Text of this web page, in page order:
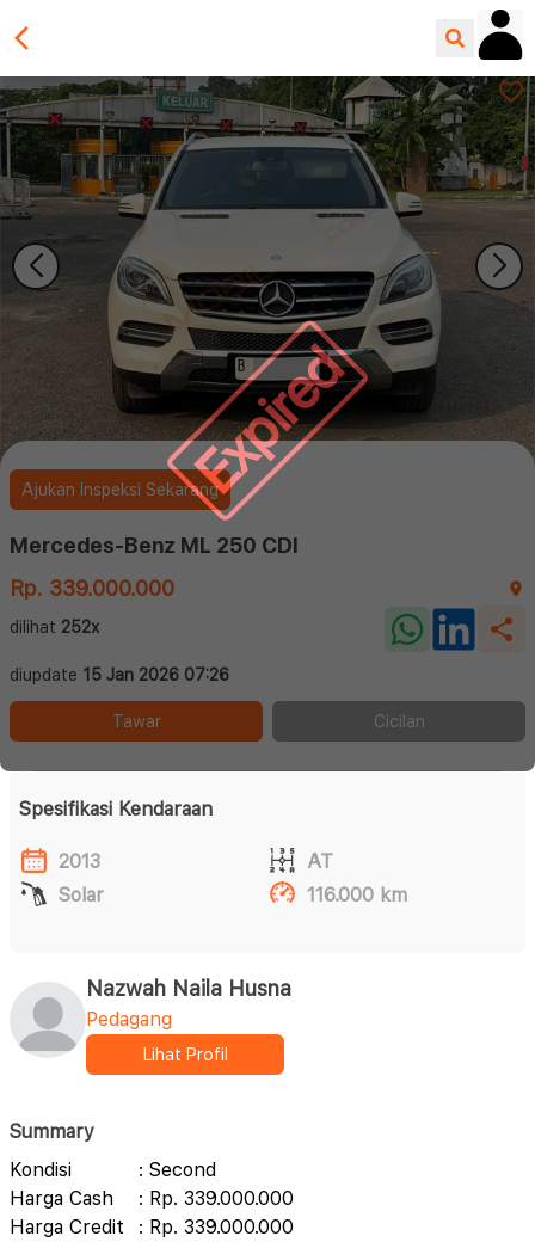
Expired
Ajukan Inspeksi Sekarang
Mercedes-Benz ML 250 CDI
Rp. 339.000.000
dilihat 252x
diupdate 15 Jan 2026 07:26
Tawar Cicilan
Spesifikasi Kendaraan
2013
AT
Solar
116.000 km
Nazwah Naila Husna
Pedagang
Lihat Profil
Summary
Kondisi
: Second
Harga Cash
: Rp. 339.000.000
Harga Credit
: Rp. 339.000.000